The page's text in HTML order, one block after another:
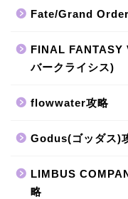
Fate/Grand
FINAL FANTASY
バークライシス)
flowwater攻略
Godus(ゴッダス)
LIMBUS
略